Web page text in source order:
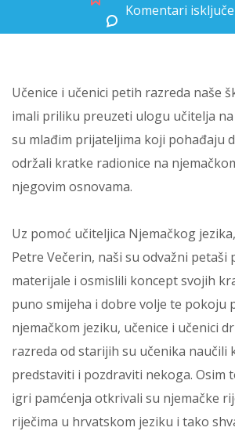
Komentari
Učenice i učenici petih razreda naše
imali priliku preuzeti ulogu učitelja na
su mlađim prijateljima koji pohađaju
održali kratke radionice na
njegovim osnovama.
Uz pomoć učiteljica Njemačkog
Petre Večerin, naši su odvažni petaši
materijale i osmislili koncept svojih
puno smijeha i dobre volje te pokoju
njemačkom jeziku, učenice i učenici
razreda od starijih su učenika naučili
predstaviti i pozdraviti nekoga. Osim
igri pamćenja otkrivali su njemačke
riječima u hrvatskom jeziku i tako